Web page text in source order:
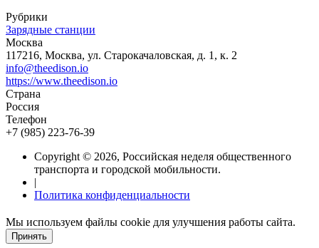
Рубрики
Зарядные станции
Москва
117216, Москва, ул. Старокачаловская, д. 1, к. 2
info@theedison.io
https://www.theedison.io
Страна
Россия
Телефон
+7 (985) 223-76-39
Copyright © 2026, Российская неделя общественного
транспорта и городской мобильности.
|
Политика конфиденциальности
Мы используем файлы cookie для улучшения работы сайта.
Принять